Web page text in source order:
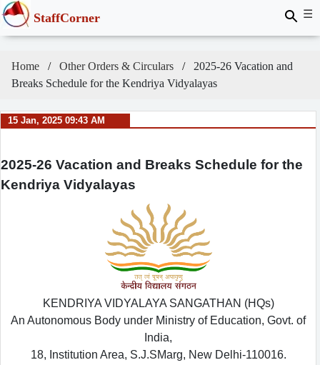
StaffCorner ☰
Home Other Orders & Circulars
2025-26 Vacation and
Breaks Schedule for the Kendriya Vidyalayas
15 Jan, 2025 09:43 AM
2025-26 Vacation and Breaks Schedule for the
Kendriya Vidyalayas
KENDRIYA VIDYALAYA SANGATHAN (HQs)
An Autonomous Body under Ministry of Education, Govt. of
India,
18, Institution Area, S.J.SMarg, New Delhi-110016.